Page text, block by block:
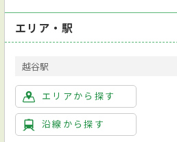
エリア・駅
越谷駅
エリアから探す
沿線から探す